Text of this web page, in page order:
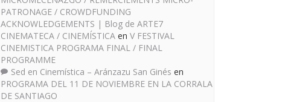
PATRONAGE / CROWDFUNDING
ACKNOWLEDGEMENTS | Blog de ARTE7
CINEMATECA / CINEMÍSTICA en V FESTIVAL
CINEMISTICA PROGRAMA FINAL / FINAL
PROGRAMME
Sed en Cinemística – Aránzazu San Ginés en
PROGRAMA DEL 11 DE NOVIEMBRE EN LA CORRALA
DE SANTIAGO